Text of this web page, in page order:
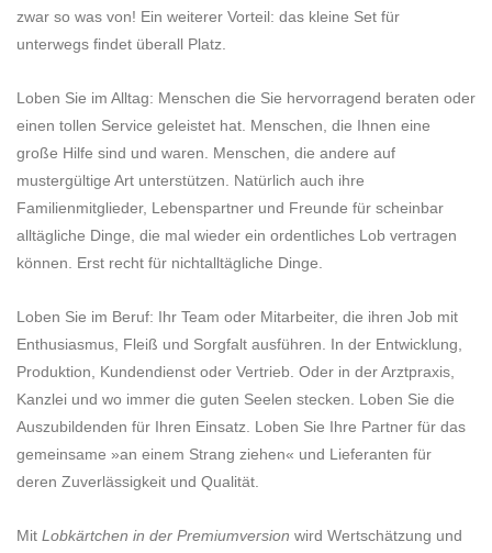
zwar so was von! Ein weiterer Vorteil: das kleine Set für
unterwegs findet überall Platz.
Loben Sie im Alltag: Menschen die Sie hervorragend beraten oder
einen tollen Service geleistet hat. Menschen, die Ihnen eine
große Hilfe sind und waren. Menschen, die andere auf
mustergültige Art unterstützen. Natürlich auch ihre
Familienmitglieder, Lebenspartner und Freunde für scheinbar
alltägliche Dinge, die mal wieder ein ordentliches Lob vertragen
können. Erst recht für nichtalltägliche Dinge.
Loben Sie im Beruf: Ihr Team oder Mitarbeiter, die ihren Job mit
Enthusiasmus, Fleiß und Sorgfalt ausführen. In der Entwicklung,
Produktion, Kundendienst oder Vertrieb. Oder in der Arztpraxis,
Kanzlei und wo immer die guten Seelen stecken. Loben Sie die
Auszubildenden für Ihren Einsatz. Loben Sie Ihre Partner für das
gemeinsame »an einem Strang ziehen« und Lieferanten für
deren Zuverlässigkeit und Qualität.
Mit Lobkärtchen in der Premiumversion wird Wertschätzung und